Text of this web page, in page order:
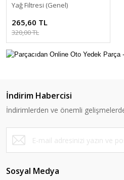
Yağ Filtresi (Genel)
265,60 TL
320,00 TL
İndirim Habercisi
İndirimlerden ve önemli
Sosyal Medya